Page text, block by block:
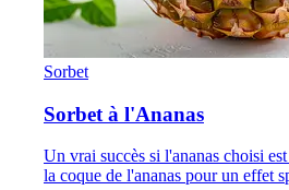
Sorbet
Sorbet à l'Ananas
Un vrai succès si l'ananas choisi
la coque de l'ananas pour un effet